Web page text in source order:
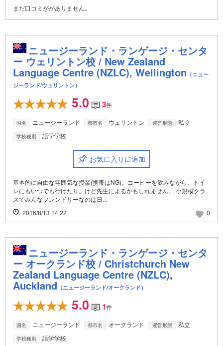
まだ口コミががありません。
ニュージーランド・ランゲージ・センタ
ー ウェリントン校 / New Zealand
Language Centre (NZLC), Wellington （ニュー
ジーランド/ウェリントン）
5.0 3件
国名 ニュージーランド 都市名 ウェリントン 運営形態 私立
学校種別 語学学校
お気に入りに追加
基本的に自由な雰囲気な授業(携帯はNG)。コーヒーを飲みながら、トイ
レにもいつでも行けたり。けど先生によるかもしれません。 小規模クラ
スでみんなフレンドリーなのは日...
2016/8/13 14:22
0
ニュージーランド・ランゲージ・センタ
ー オークランド校 / Christchurch New
Zealand Language Centre (NZLC),
Auckland （ニュージーランド/オークランド）
5.0 1件
国名 ニュージーランド 都市名 オークランド 運営形態 私立
学校種別 語学学校